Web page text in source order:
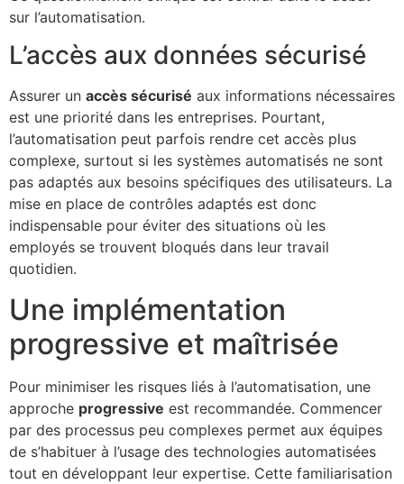
sur l’automatisation.
L’accès aux données sécurisé
Assurer un accès sécurisé aux informations nécessaires
est une priorité dans les entreprises. Pourtant,
l’automatisation peut parfois rendre cet accès plus
complexe, surtout si les systèmes automatisés ne sont
pas adaptés aux besoins spécifiques des utilisateurs. La
mise en place de contrôles adaptés est donc
indispensable pour éviter des situations où les
employés se trouvent bloqués dans leur travail
quotidien.
Une implémentation
progressive et maîtrisée
Pour minimiser les risques liés à l’automatisation, une
approche progressive est recommandée. Commencer
par des processus peu complexes permet aux équipes
de s’habituer à l’usage des technologies automatisées
tout en développant leur expertise. Cette familiarisation